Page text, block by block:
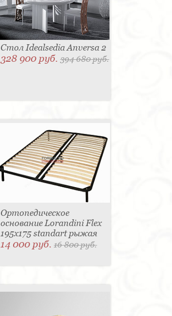
Стол Idealsedia Anversa 2
328 900 руб.394 680 руб.
Ортопедическое
основание Lorandini Flex
195x175 standart рыжая
14 000 руб.16 800 руб.